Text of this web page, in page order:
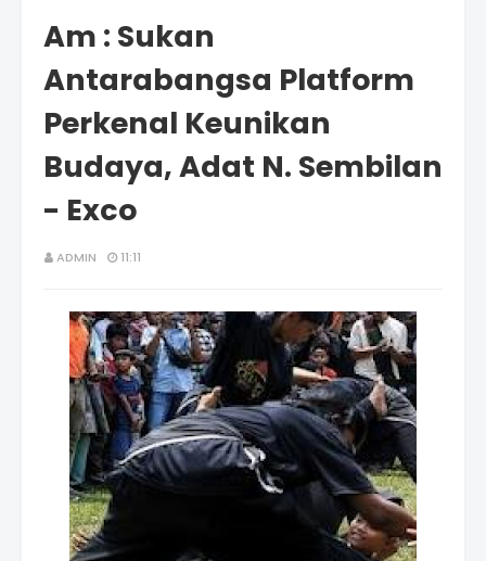
Am : Sukan
Antarabangsa Platform
Perkenal Keunikan
Budaya, Adat N. Sembilan
- Exco
ADMIN 11:11